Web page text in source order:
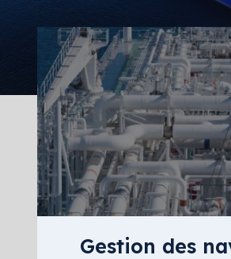
Gestion des